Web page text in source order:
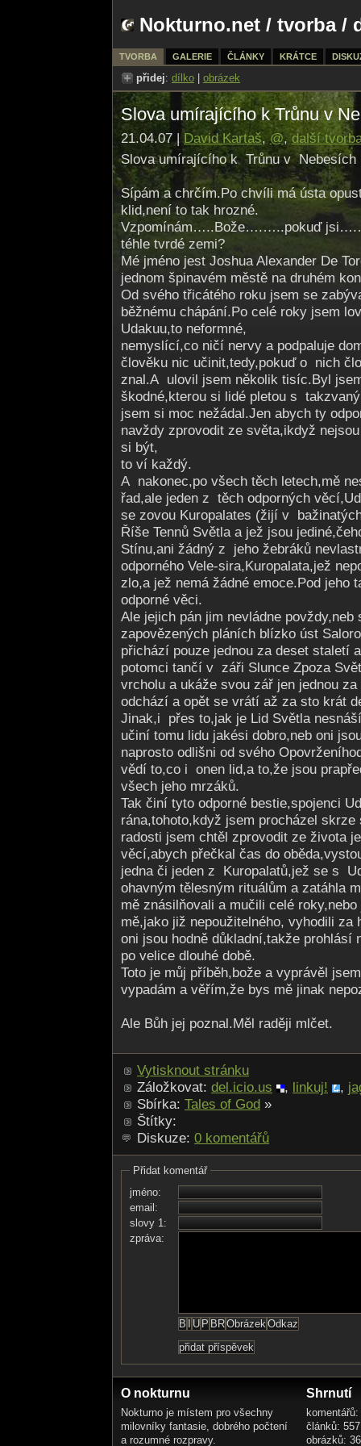
Nokturno.net / tvorba/
TVORBA GALERIE ČLÁNKY KRÁTCE
přidej: dílko obrázek
Slova umírajícího k Trůnu v
21.04.07 | David Kartaš,@,další
Slova umírajícího k Trůnu v Nebesích
Sípám a chrčím.Po chvíli má ústa
klid,není to tak hrozné.
Vzpomínám…..Bo­že….…..pokuď
téhle tvrdé zemi?
Mé jméno jest Joshua Alexander De
jednom špinavém městě na druhém
Od svého třicátého roku jsem se
běžnému chápání.Po celé roky jsem
Udakuu,to neformné,
nemyslící,co ničí nervy a podpaluje
člověku nic učinit,tedy,pokuď o nich
znal.A ulovil jsem několik tisíc.Byl
škodné,kterou si lidé pletou s
jsem si moc nežádal.Jen abych ty
navždy zprovodit ze světa,ikdyž
si být,
to ví každý.
A nakonec,po všech těch letech,mě
řad,ale jeden z těch odporných
se zovou Kuropalates (žijí v
Říše Tennů Světla a jež jsou
Stínu,ani žádný z jeho žebráků
odporného Vele-sira,Kuropalata,jež
zlo,a jež nemá žádné emoce.Pod jeho
odporné věci.
Ale jejich pán jim nevládne
zapovězených pláních blízko úst
přichází pouze jednou za deset staletí
potomci tančí v záři Slunce Zpoza
vrcholu a ukáže svou zář jen jednou
odchází a opět se vrátí až za sto krát
Jinak,i přes to,jak je Lid Světla
učiní tomu lidu jakési dobro,neb oni
naprosto odlišni od svého
vědí to,co i onen lid,a to,že jsou
všech jeho mrzáků.
Tak činí tyto odporné bestie,spojenci
rána,tohoto,když jsem procházel
radosti jsem chtěl zprovodit ze života
věcí,abych přečkal čas do
jedna či jeden z Kuropalatů,jež se s
ohavným tělesným rituálům a zatáhla
mě znásilňovali a mučili celé roky,nebo
mě,jako již nepoužitelného, vyhodili
oni jsou hodně důkladní,takže prohlásí
po velice dlouhé době.
Toto je můj příběh,bože a vyprávěl
vypadám a věřím,že bys mě jinak
Ale Bůh jej poznal.Měl raději mlčet.
Vytisknout stránku
Záložkovat: del.icio.us , linkuj! ,
Sbírka: Tales of God »
Štítky:
Diskuze: 0 komentářů
Přidat komentář
jméno:
email:
slovy 1:
zpráva:
O nokturnu
Nokturno je místem pro všechny
milovníky fantasie, dobrého počtení
a rozumné rozpravy.
Shrnutí
článků: 557
obrázků: